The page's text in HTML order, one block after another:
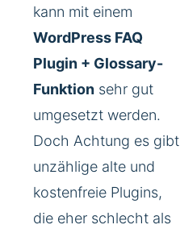
kann mit einem
WordPress FAQ
Plugin + Glossary-
Funktion sehr gut
umgesetzt werden.
Doch Achtung es gibt
unzählige alte und
kostenfreie Plugins,
die eher schlecht als